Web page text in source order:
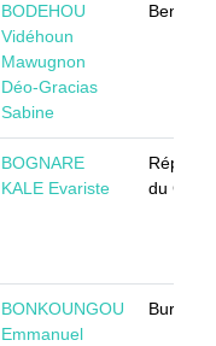
BODEHOU
Vidéhoun
Mawugnon
Déo-Gracias
Sabine
Benin
BOGNARE
KALE Evariste
du
BONKOUNGOU
Emmanuel
Burkina